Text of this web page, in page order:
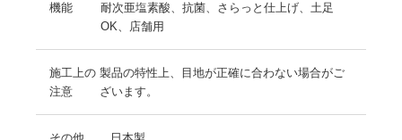
機能
耐次亜塩素酸、抗菌、さらっと仕上げ、土足
OK、店舗用
施工上の
注意
製品の特性上、目地が正確に合わない場合がご
ざいます。